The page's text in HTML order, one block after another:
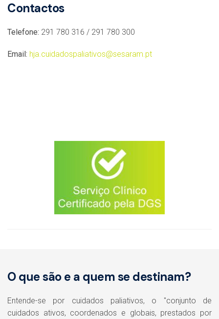
Contactos
Telefone: 291 780 316 / 291 780 300
Email: hja.cuidadospaliativos@sesaram.pt
O que são e a quem se destinam?
Entende-se por cuidados paliativos, o "conjunto de
cuidados ativos, coordenados e globais, prestados por